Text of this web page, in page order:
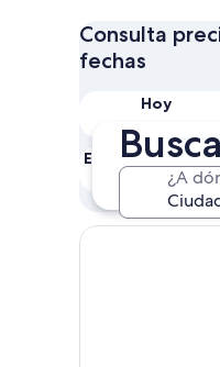
¿A
Consulta
fechas
Hoy
7 ago. - 8 ago.
Este fin de semana
7 ago. - 9 ago.